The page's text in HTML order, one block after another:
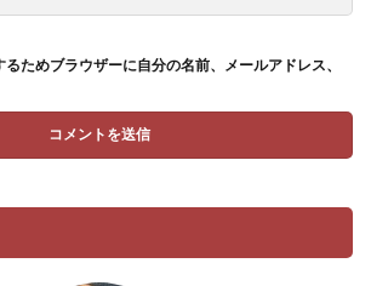
ためブラウザーに自分の名前、メールアドレス、